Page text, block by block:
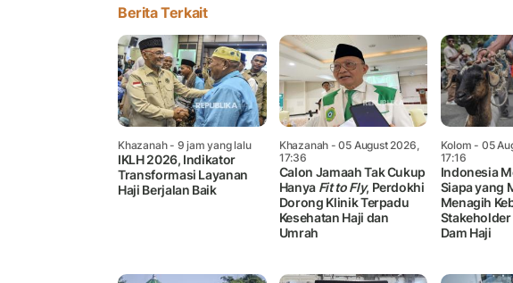
Berita Terkait
Khazanah- 9 jam yang lalu
IKLH 2026, Indikator
Transformasi Layanan
Haji Berjalan Baik
Khazanah - 05 August 2026,
17:36
Calon Jamaah Tak Cukup
Hanya Fit to Fly, Perdokhi
Dorong Klinik Terpadu
Kesehatan Haji dan
Umrah
Kolom - 05
17:16
Indonesia
Siapa yang
Menagih
Dam Haji